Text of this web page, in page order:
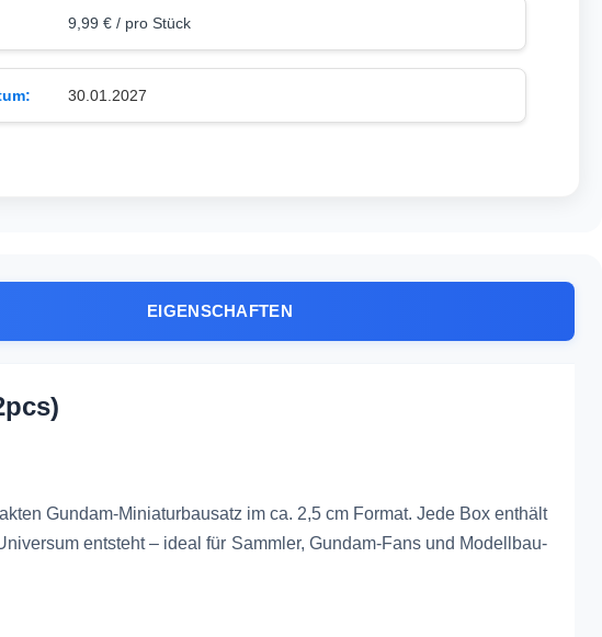
9,99 € / pro Stück
30.01.2027
EIGENSCHAFTEN
Gundam-Miniaturbausatz im ca. 2,5 cm Format. Jede Box enthält
entsteht – ideal für Sammler, Gundam-Fans und Modellbau-